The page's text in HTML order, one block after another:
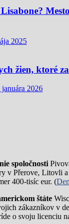
2025
žien, ktoré
januára 2026
spoločnosti
v Přerove, Litovli
400-tisíc eur. (
štáte
zákazníkov v
o svoju licenciu